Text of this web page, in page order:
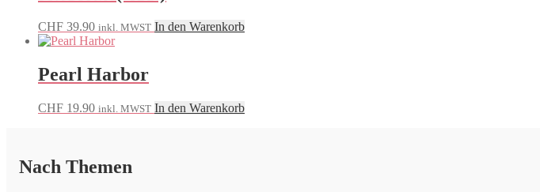
CHF 39.90 inkl. MWST In den Warenkorb
Pearl Harbor
CHF 19.90 inkl. MWST In den Warenkorb
Nach Themen